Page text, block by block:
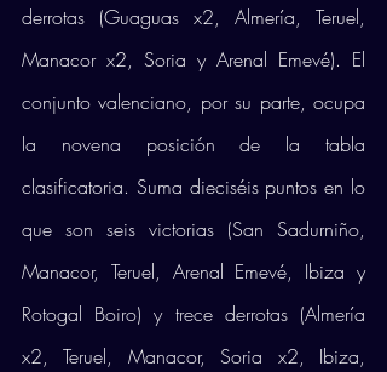
derrotas (Guaguas x2, Almería, Teruel,
Manacor x2, Soria y Arenal Emevé). El
conjunto valenciano, por su parte, ocupa
la novena posición de la tabla
clasificatoria. Suma dieciséis puntos en lo
que son seis victorias (San Sadurniño,
Manacor, Teruel, Arenal Emevé, Ibiza y
Rotogal Boiro) y trece derrotas (Almería
x2, Teruel, Manacor, Soria x2, Ibiza,